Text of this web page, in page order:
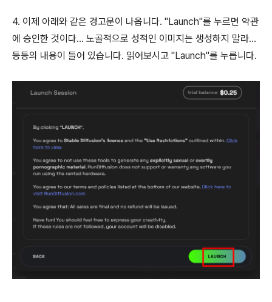
4. 이제 아래와 같은 경고문이 나옵니다. "Launch"를 누르면 약관
에 승인한 것이다... 노골적으로 성적인 이미지는 생성하지 말라...
등등의 내용이 들어 있습니다. 읽어보시고 "Launch"를 누릅니다.